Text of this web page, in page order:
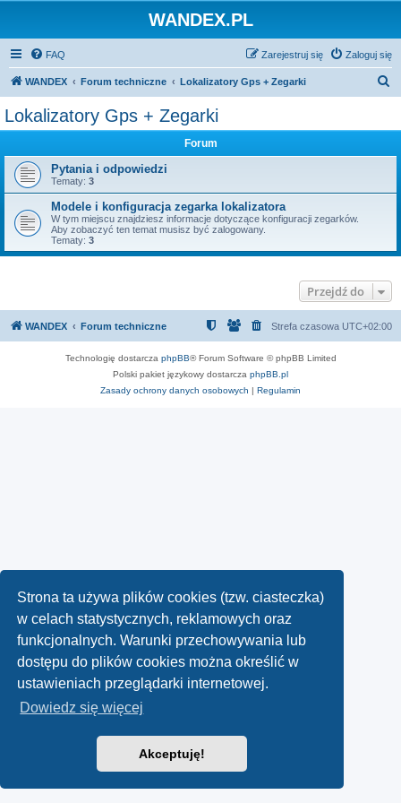
Strona ta używa plików cookies (tzw. ciasteczka)
w celach statystycznych, reklamowych oraz
funkcjonalnych. Warunki przechowywania lub
dostępu do plików cookies można określić w
ustawieniach przeglądarki internetowej.
Dowiedz się więcej
Akceptuję!
WANDEX.PL
FAQ Zaloguj się
Zarejestruj się
WANDEX Forum techniczne Lokalizatory Gps + Zegarki
Lokalizatory Gps + Zegarki
Forum
Pytania i odpowiedzi
Tematy: 3
Modele i konfiguracja zegarka lokalizatora
W tym miejscu znajdziesz informacje dotyczące konfiguracji zegarków.
Aby zobaczyć ten temat musisz być zalogowany.
Tematy: 3
Przejdź do
WANDEX Forum techniczne Strefa czasowa UTC+02:00
Technologię dostarcza phpBB® Forum Software © phpBB Limited
Polski pakiet językowy dostarcza phpBB.pl
Zasady ochrony danych osobowych | Regulamin